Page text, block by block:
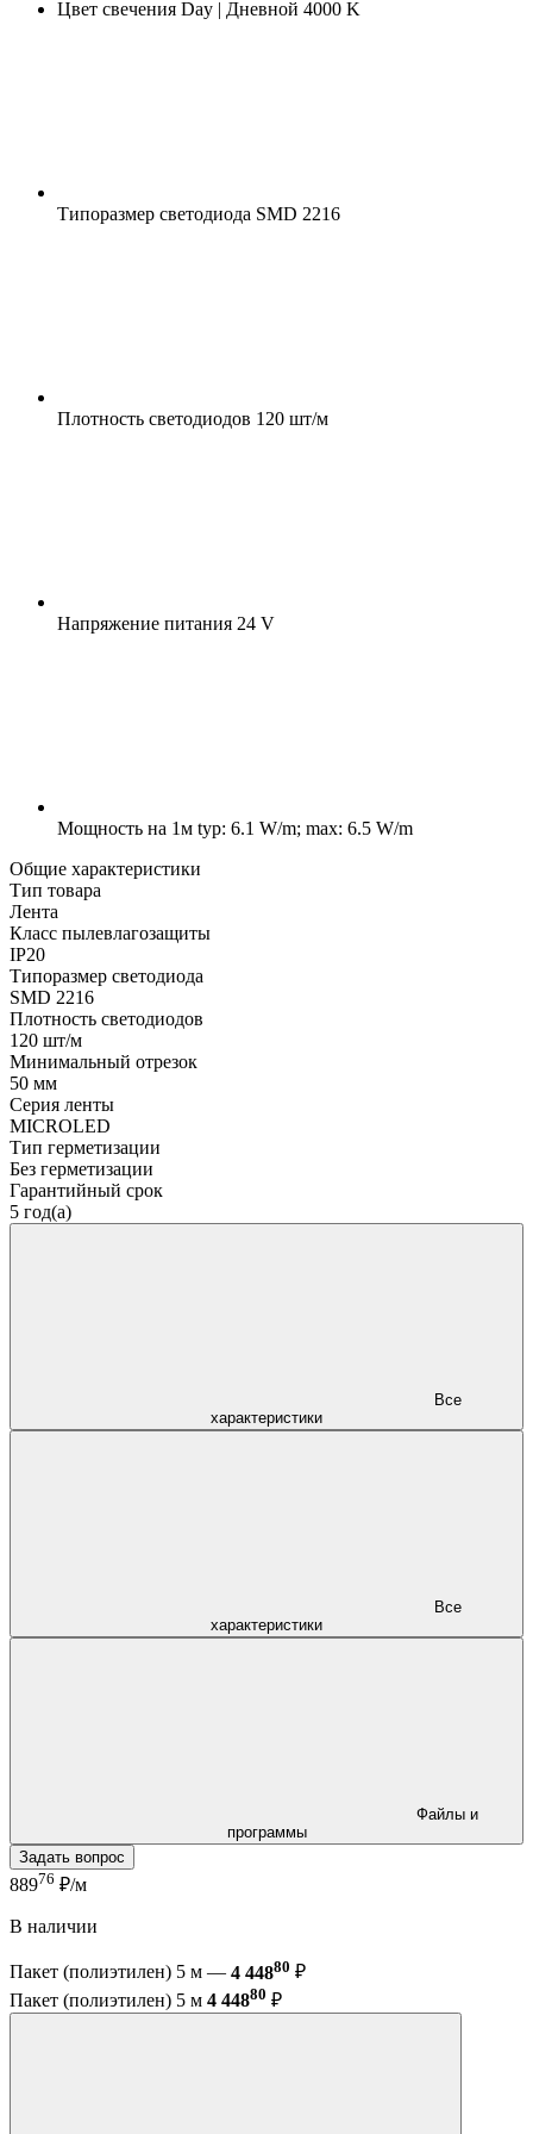
Цвет свечения Day | Дневной 4000 K
Типоразмер светодиода SMD 2216
Плотность светодиодов 120 шт/м
Напряжение питания 24 V
Мощность на 1м typ: 6.1 W/m; max: 6.5 W/m
Общие характеристики
Тип товара
Лента
Класс пылевлагозащиты
IP20
Типоразмер светодиода
SMD 2216
Плотность светодиодов
120 шт/м
Минимальный отрезок
50 мм
Серия ленты
MICROLED
Тип герметизации
Без герметизации
Гарантийный срок
5 год(а)
характеристики
характеристики
программы
Задать вопрос
88976 ₽/м
В наличии
Пакет (полиэтилен) 5 м — 4 44880 ₽
Пакет (полиэтилен) 5 м 4 44880 ₽